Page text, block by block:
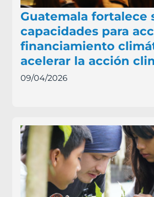
Guatemala fortalece
capacidades para
financiamiento
acelerar la acción
09/04/2026